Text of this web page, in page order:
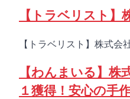
【トラベリスト
【トラベリスト】株式
【わんまいる】
１獲得！安心の手